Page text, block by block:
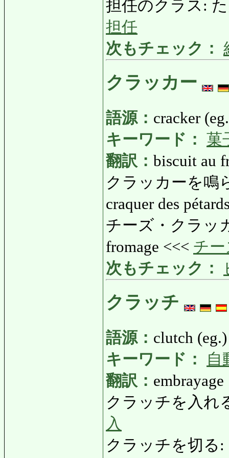
担任のクラス: た
担任
次もチェック：
クラッカー
語源： cracker
キーワード： 菓
翻訳： biscuit au
クラッカーを鳴
craquer des
チーズ・クラッ
fromage <<< チ
次もチェック：
クラッチ
語源： clutch (eg.)
キーワード：
自
翻訳： embrayage
クラッチを入れ
入
クラッチを切る: